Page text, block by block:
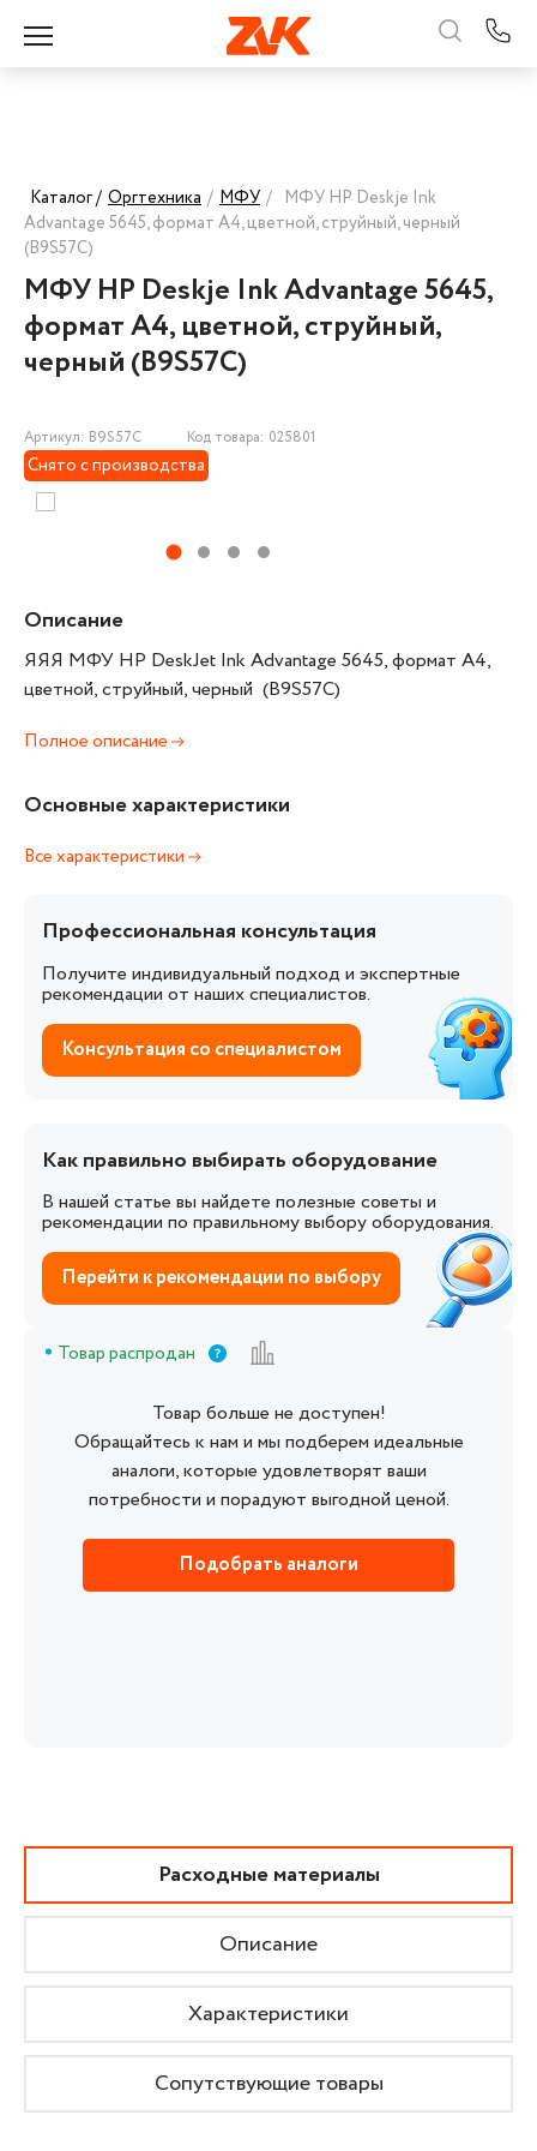
Каталог / Оргтехника / МФУ / МФУ HP Deskje Ink
Advantage 5645, формат А4, цветной, струйный, черный
(B9S57C)
МФУ HP Deskje Ink Advantage 5645,
формат А4, цветной, струйный,
черный (B9S57C)
Артикул: B9S57C Код товара: 025801
Снято с производства
Описание
ЯЯЯ МФУ HP DeskJet Ink Advantage 5645, формат А4,
цветной, струйный, черный (B9S57C)
Полное описание
Основные характеристики
Все характеристики
Профессиональная консультация
Получите индивидуальный подход и экспертные
рекомендации от наших специалистов.
Консультация со специалистом
Как правильно выбирать оборудование
В нашей статье вы найдете полезные советы и
рекомендации по правильному выбору оборудования.
Перейти к рекомендации по выбору
Товар распродан
Товар больше не доступен!
Обращайтесь к нам и мы подберем идеальные
аналоги, которые удовлетворят ваши
потребности и порадуют выгодной ценой.
Подобрать аналоги
Расходные материалы
Описание
Характеристики
Сопутствующие товары